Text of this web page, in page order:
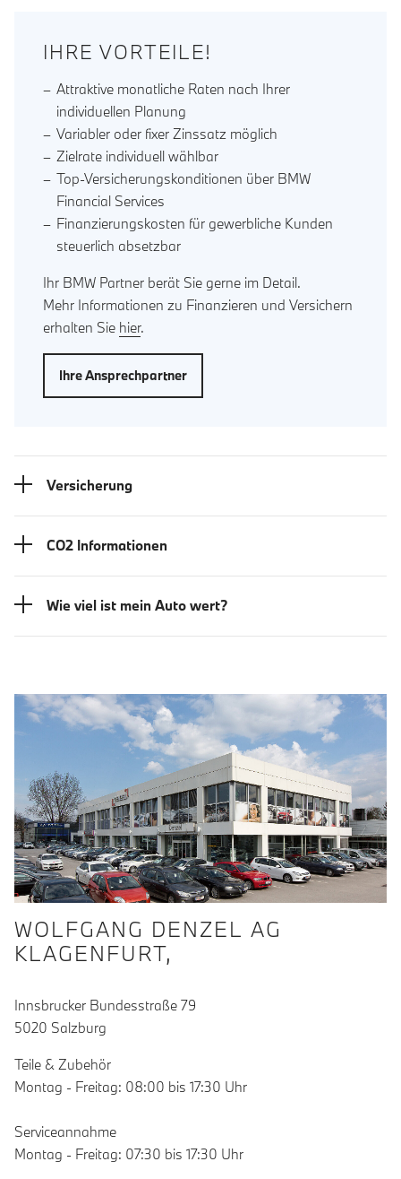
IHRE VORTEILE!
Attraktive monatliche Raten nach Ihrer
individuellen Planung
Variabler oder fixer Zinssatz möglich
Zielrate individuell wählbar
Top-Versicherungskonditionen über BMW
Financial Services
Finanzierungskosten für gewerbliche Kunden
steuerlich absetzbar
Ihr BMW Partner berät Sie gerne im Detail.
Mehr Informationen zu Finanzieren und Versichern
erhalten Sie hier.
Ihre Ansprechpartner
Versicherung
CO2 Informationen
Wie viel ist mein Auto wert?
WOLFGANG DENZEL AG
KLAGENFURT,
Innsbrucker Bundesstraße 79
5020 Salzburg
Teile & Zubehör
Montag - Freitag: 08:00 bis 17:30 Uhr
Serviceannahme
Montag - Freitag: 07:30 bis 17:30 Uhr